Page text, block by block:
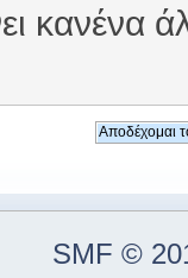
κανένα
SMF ©